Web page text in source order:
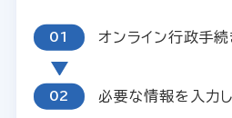
オンライン行政手
必要な情報を入力